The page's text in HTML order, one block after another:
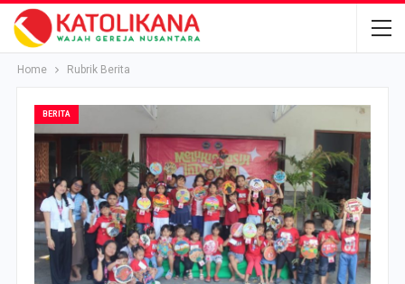
Home Rubrik Berita
BERITA